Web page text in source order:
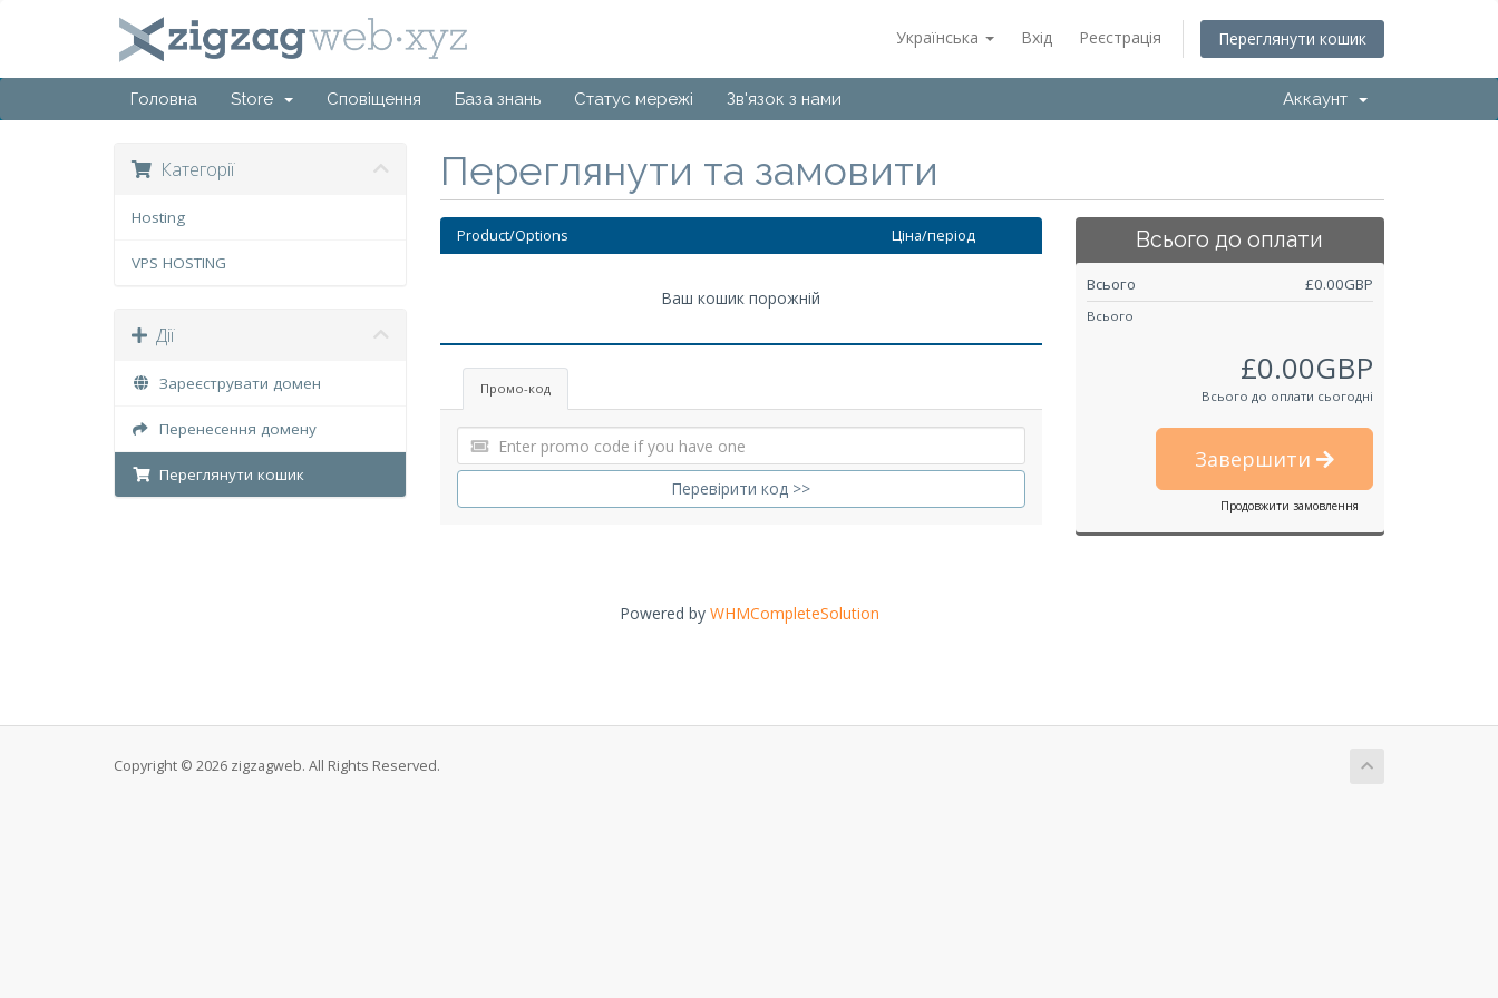
Українська Вхід Реєстрація Переглянути кошик
Головна Store Сповіщення База знань Статус мережі Зв'язок з нами Аккаунт
Категорії
Hosting
VPS HOSTING
Дії
Зареєструвати домен
Перенесення домену
Переглянути кошик
Переглянути та замовити
Product/Options Ціна/період
Ваш кошик порожній
Промо-код
Перевірити код >>
Всього до оплати
Всього £0.00GBP
Всього
£0.00GBP
Всього до оплати сьогодні
Завершити
Продовжити замовлення
Powered by WHMCompleteSolution
Copyright © 2026 zigzagweb. All Rights Reserved.